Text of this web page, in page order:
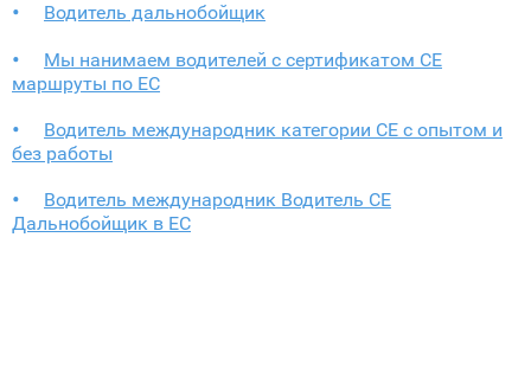
Водитель дальнобойщик
Мы нанимаем водителей с сертификатом CE
маршруты по ЕС
Водитель международник категории СЕ с опытом и
без работы
Водитель международник Водитель СЕ
Дальнобойщик в ЕС